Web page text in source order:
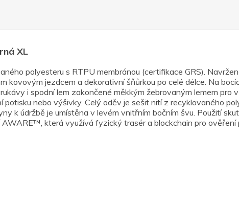
XL
polyesteru s RTPU membránou (certifikace GRS).
kovovým jezdcem a dekorativní šňůrkou po celé délce. Na
i spodní lem zakončené měkkým žebrovaným lemem pro
potisku nebo výšivky. Celý oděv je sešit nití z recyklovaného
k údržbě je umístěna v levém vnitřním bočním švu. Použití
která využívá fyzický trasér a blockchain pro ověření